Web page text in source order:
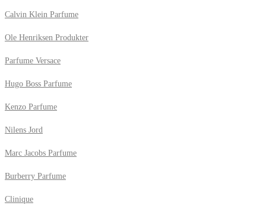
Calvin Klein Parfume
Ole Henriksen Produkter
Parfume Versace
Hugo Boss Parfume
Kenzo Parfume
Nilens Jord
Marc Jacobs Parfume
Burberry Parfume
Clinique